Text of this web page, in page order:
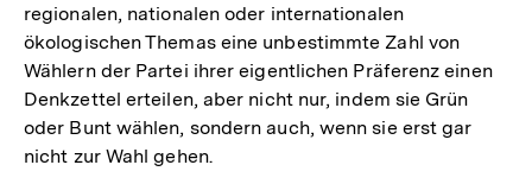
Fußnote
regionalen, nationalen oder internationalen
ökologischen Themas eine unbestimmte Zahl von
Wählern der Partei ihrer eigentlichen Präferenz einen
Denkzettel erteilen, aber nicht nur, indem sie Grün
oder Bunt wählen, sondern auch, wenn sie erst gar
nicht zur Wahl gehen.